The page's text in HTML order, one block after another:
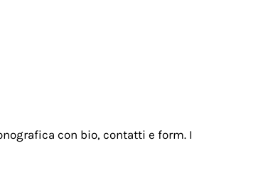
con bio, contatti e form. I